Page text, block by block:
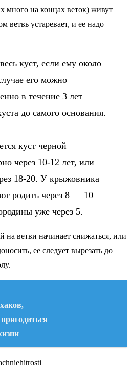
много на концах веток) живут
ветвь устаревает, и ее надо
куст, если ему около
его можно
в течение 3 лет
до самого основания.
куст черной
через 10-12 лет, или
18-20. У крыжовника
родить через 8 — 10
уже через 5.
на ветви начинает снижаться, или
ее следует вырезать до